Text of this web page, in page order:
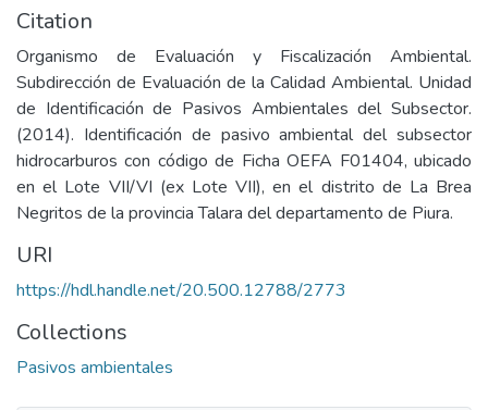
Citation
Organismo de Evaluación y Fiscalización Ambiental.
Subdirección de Evaluación de la Calidad Ambiental. Unidad
de Identificación de Pasivos Ambientales del Subsector.
(2014). Identificación de pasivo ambiental del subsector
hidrocarburos con código de Ficha OEFA F01404, ubicado
en el Lote VII/VI (ex Lote VII), en el distrito de La Brea
Negritos de la provincia Talara del departamento de Piura.
URI
https://hdl.handle.net/20.500.12788/2773
Collections
Pasivos ambientales